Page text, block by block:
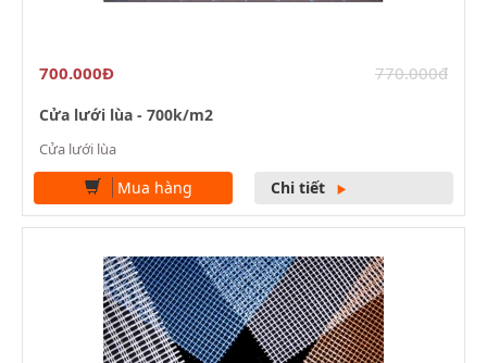
700.000Đ 770.000đ
Cửa lưới lùa - 700k/m2
Cửa lưới lùa
Mua hàng Chi tiết